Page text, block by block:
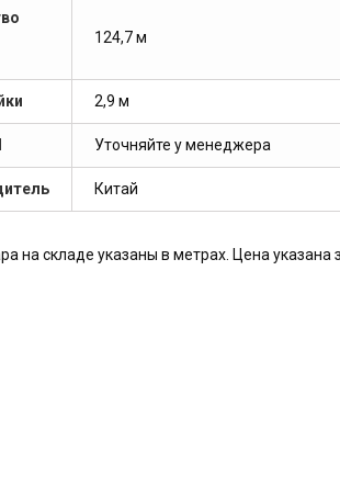
124,7 м
2,9 м
Уточняйте у менеджера
Китай
на складе указаны в метрах. Цена указана